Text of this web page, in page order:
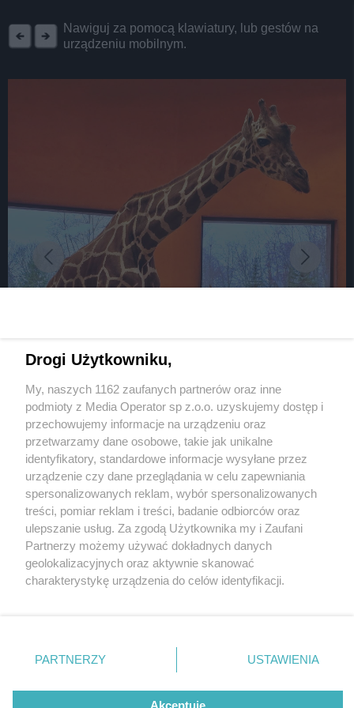
Nawiguj za pomocą klawiatury, lub gestów na
urządzeniu mobilnym.
fot: D. Błażejowski/ŚOZ
W śląskim zoo urodziła się żyrafa. Już trzecia po
siedmioletniej przerwie
W śląskim zoo urodziła się
żyrafa. Już trzecia po
Wydawca mediów lokalnych
Nie zapomnij
zapoznać się z:
polityką prywatności regulamin korzystania z portali
Twojemiasto
Piekary Śląskie
Chorzów
Tarnowskie Góry
Gliwice
Skontakuj sięz nami
Kontakt
Wydawca
Redakcja
Drogi Użytkowniku,
My, naszych 1162 zaufanych partnerów oraz inne
podmioty z Media Operator sp z.o.o. uzyskujemy dostęp i
przechowujemy informacje na urządzeniu oraz
przetwarzamy dane osobowe, takie jak unikalne
identyfikatory, standardowe informacje wysyłane przez
urządzenie czy dane przeglądania w celu zapewniania
spersonalizowanych reklam, wybór spersonalizowanych
treści, pomiar reklam i treści, badanie odbiorców oraz
ulepszanie usług. Za zgodą Użytkownika my i Zaufani
Partnerzy możemy używać dokładnych danych
geolokalizacyjnych oraz aktywnie skanować
charakterystykę urządzenia do celów identyfikacji.
zmienić/wycofać klikając przycisk ustawień prywatności
znajdujący się w lewym dolnym rogu strony
rodzaje przetwarzania danych nie wymagają zgody
użytkownika, ale masz prawo sprzeciwić się takiemu
PARTNERZY USTAWIENIA
Akceptuję